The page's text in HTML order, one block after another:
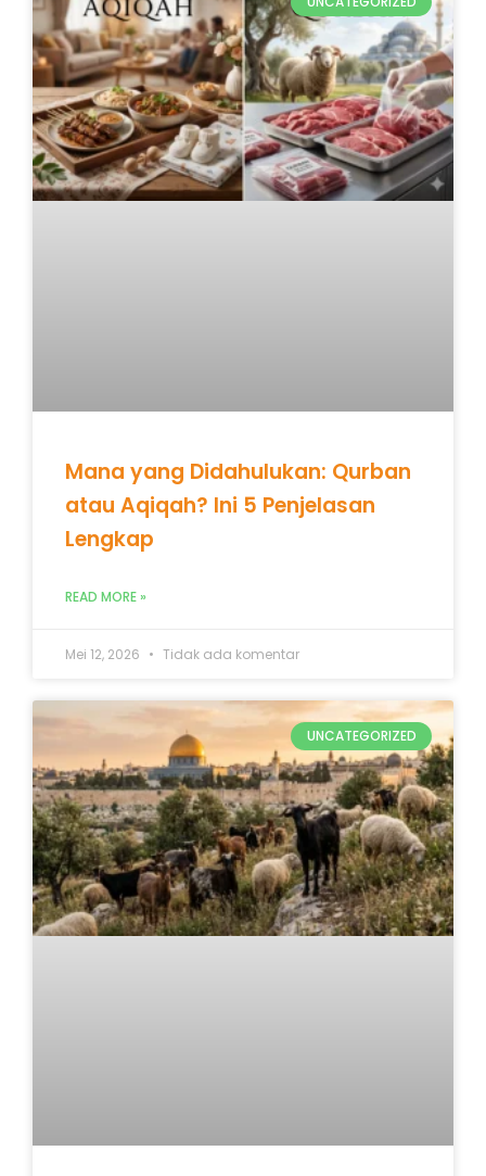
Mana yang Didahulukan: Qurban
atau Aqiqah? Ini 5 Penjelasan
Lengkap
READ MORE »
Mei 12, 2026 Tidak ada komentar
UNCATEGORIZED